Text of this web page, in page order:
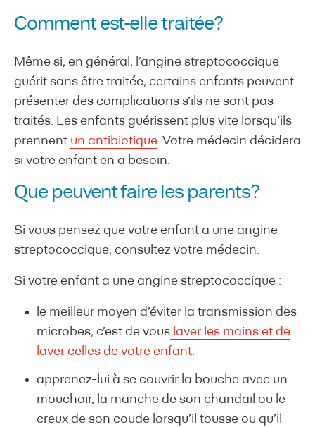
Comment est-elle traitée?
Même si, en général, l’angine streptococcique
guérit sans être traitée, certains enfants peuvent
présenter des complications s’ils ne sont pas
traités. Les enfants guérissent plus vite lorsqu’ils
prennent un antibiotique. Votre médecin décidera
si votre enfant en a besoin.
Que peuvent faire les parents?
Si vous pensez que votre enfant a une angine
streptococcique, consultez votre médecin.
Si votre enfant a une angine streptococcique :
le meilleur moyen d’éviter la transmission des
microbes, c’est de vous laver les mains et de
laver celles de votre enfant.
apprenez-lui à se couvrir la bouche avec un
mouchoir, la manche de son chandail ou le
creux de son coude lorsqu’il tousse ou qu’il